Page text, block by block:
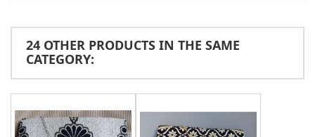
24 OTHER PRODUCTS IN THE SAME
CATEGORY: